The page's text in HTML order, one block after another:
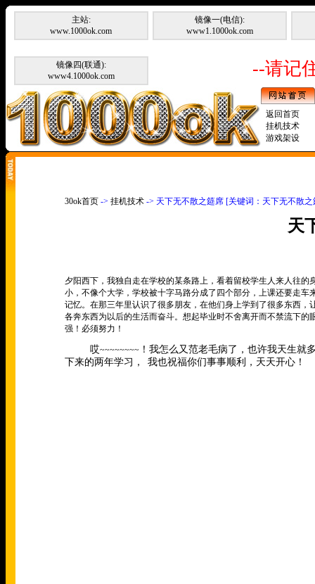
主站:
www.1000ok.com
镜像一(电信):
www1.1000ok.com
镜像四(联通):
www4.1000ok.com
--请记
返回首页
挂机技术
游戏架设
30ok首页 -> 挂机技术 -> 天下无不散之筵席 [关键词：天下无不散
天
夕阳西下，我独自走在学校的某条路上，看着留校学生人来人往
小，不像个大学，学校被十字马路分成了四个部分，上课还要走
记忆。在那三年里认识了很多朋友，在他们身上学到了很多东西
各奔东西为以后的生活而奋斗。想起毕业时不舍离开而不禁流下
强！必须努力！
哎~~~~~~~~ ！我怎么又范老毛病了，也许我天生就
下来的两年学习，
我也祝福你们事事顺利，天天开心！